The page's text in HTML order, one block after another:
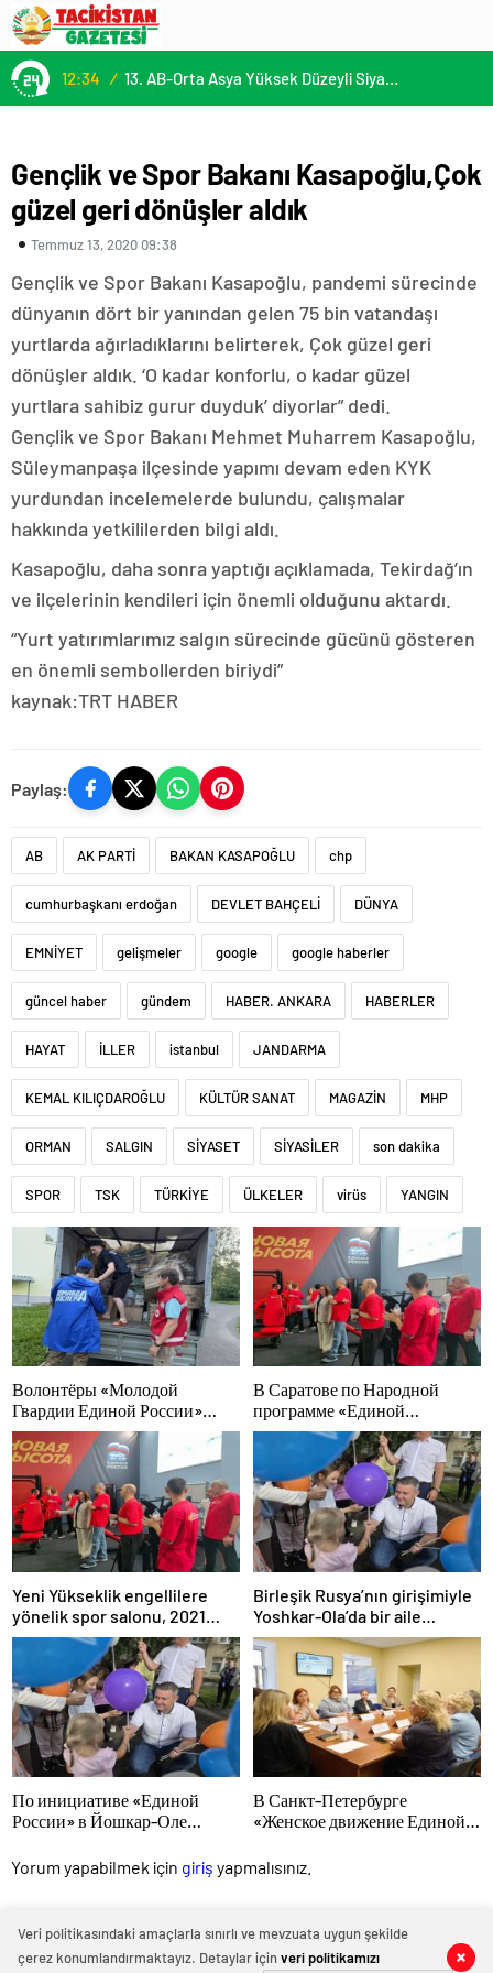
12:34 / 13. AB-Orta Asya Yüksek Düzeyli Siyasi ve Güvenlik Diyaloğuna Katılım
Gençlik ve Spor Bakanı Kasapoğlu,Çok
güzel geri dönüşler aldık
Temmuz 13, 2020 09:38
Gençlik ve Spor Bakanı Kasapoğlu, pandemi sürecinde
dünyanın dört bir yanından gelen 75 bin vatandaşı
yurtlarda ağırladıklarını belirterek, Çok güzel geri
dönüşler aldık. ‘O kadar konforlu, o kadar güzel
yurtlara sahibiz gurur duyduk’ diyorlar” dedi.
Gençlik ve Spor Bakanı Mehmet Muharrem Kasapoğlu,
Süleymanpaşa ilçesinde yapımı devam eden KYK
yurdundan incelemelerde bulundu, çalışmalar
hakkında yetkililerden bilgi aldı.
Kasapoğlu, daha sonra yaptığı açıklamada, Tekirdağ’ın
ve ilçelerinin kendileri için önemli olduğunu aktardı.
“Yurt yatırımlarımız salgın sürecinde gücünü gösteren
en önemli sembollerden biriydi”
kaynak:TRT HABER
Paylaş:
AB AK PARTİ BAKAN KASAPOĞLU chp
cumhurbaşkanı erdoğan DEVLET BAHÇELİ DÜNYA
EMNİYET gelişmeler google google haberler
güncel haber gündem HABER. ANKARA HABERLER
HAYAT İLLER istanbul JANDARMA
KEMAL KILIÇDAROĞLU KÜLTÜR SANAT MAGAZİN MHP
ORMAN SALGIN SİYASET SİYASİLER son dakika
SPOR TSK TÜRKİYE ÜLKELER virüs YANGIN
Волонтёры «Молодой
Гвардии Единой России»
ликвидируют последствия
паводков на Урале и Дальнем
Востоке
В Саратове по Народной
программе «Единой
России»-2021 открылся
адаптивный спортзал «Новая
высота»
Yeni Yükseklik engellilere
yönelik spor salonu, 2021
Birleşik Rusya Halk Programı
kapsamında Saratov’da açıldı
Birleşik Rusya’nın girişimiyle
Yoshkar-Ola’da bir aile
festivali düzenlendi
По инициативе «Единой
России» в Йошкар-Оле
фестиваль
В Санкт-Петербурге
«Женское движение Единой
предложения по развитию
Yorum yapabilmek için giriş yapmalısınız.
Veri politikasındaki amaçlarla sınırlı ve mevzuata uygun şekilde
çerez konumlandırmaktayız. Detaylar içinveri politikamızı